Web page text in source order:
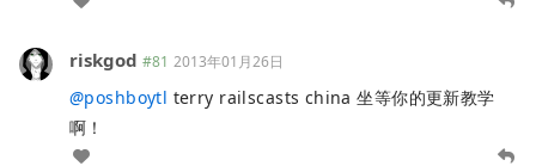
riskgod #81 2013年01月26日
@poshboytl terry railscasts china 坐等你的更新教学
啊！